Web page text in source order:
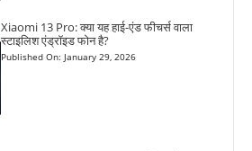
Xiaomi 13 Pro: क्या यह हाई-एंड फीचर्स वाला
स्टाइलिश एंड्रॉइड फोन है?
Published On: January 29, 2026